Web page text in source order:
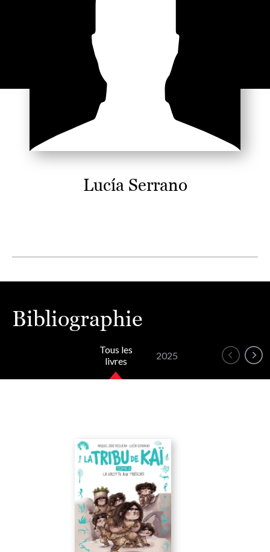
Lucía Serrano
Bibliographie
Tous les
livres
2025